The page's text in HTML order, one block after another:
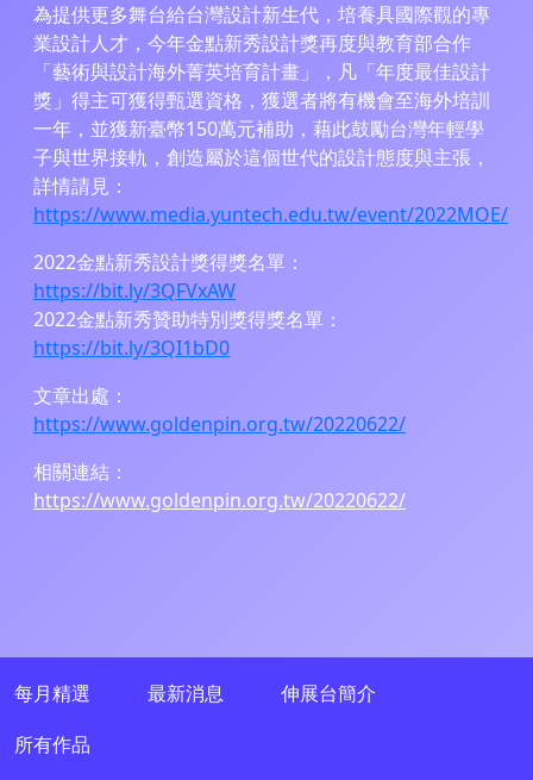
為提供更多舞台給台灣設計新生代，培養具國際觀的專
業設計人才，今年金點新秀設計獎再度與教育部合作
「藝術與設計海外菁英培育計畫」，凡「年度最佳設計
獎」得主可獲得甄選資格，獲選者將有機會至海外培訓
一年，並獲新臺幣150萬元補助，藉此鼓勵台灣年輕學
子與世界接軌，創造屬於這個世代的設計態度與主張，
詳情請見：
https://www.media.yuntech.edu.tw/event/2022MOE/
2022金點新秀設計獎得獎名單：
https://bit.ly/3QFVxAW
2022金點新秀贊助特別獎得獎名單：
https://bit.ly/3QI1bD0
文章出處：
https://www.goldenpin.org.tw/20220622/
相關連結：
https://www.goldenpin.org.tw/20220622/
每月精選
所有作品
最新消息 伸展台簡介